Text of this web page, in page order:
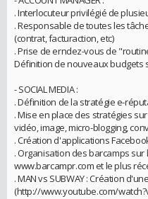
. Interlocuteur privilégié de
. Responsable de toutes les
(contrat, facturaction, etc)
. Prise de erndez-vous de
Définition de nouveaux budgets
- SOCIAL MEDIA :
. Définition de la stratégie e-
. Mise en place des stratégies
vidéo, image, micro-blogging,
. Création d'applications
. Organisation des barcamps
www.barcampr.com et le plus
. MAN vs SUBWAY : Création
(http://www.youtube.com/